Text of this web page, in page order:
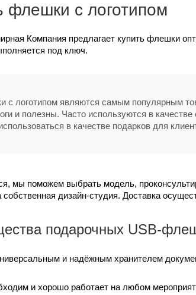
флешки с логотипом
Компания предлагает купить флешки
под ключ.
с логотипом являются самым популярным
и полезны. Часто используются в
в качестве подарков для
мы поможем выбрать модель,
дизайн-студия. Доставка
подарочных USB-
и надёжным хранителем
и хорошо работает на любом